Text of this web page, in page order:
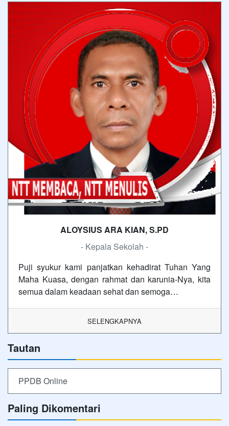
ALOYSIUS ARA KIAN, S.PD
- Kepala Sekolah -
Puji syukur kami panjatkan kehadirat Tuhan Yang
Maha Kuasa, dengan rahmat dan karunia-Nya, kita
semua dalam keadaan sehat dan semoga…
SELENGKAPNYA
Tautan
PPDB Online
Paling Dikomentari